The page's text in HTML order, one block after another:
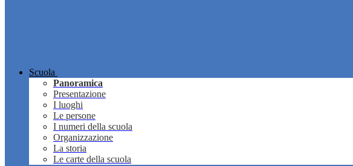
Scuola
Panoramica
Presentazione
I luoghi
Le persone
I numeri della scuola
Organizzazione
La storia
Le carte della scuola